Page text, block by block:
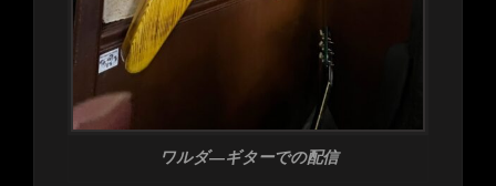
ワルダ―ギターでの配信